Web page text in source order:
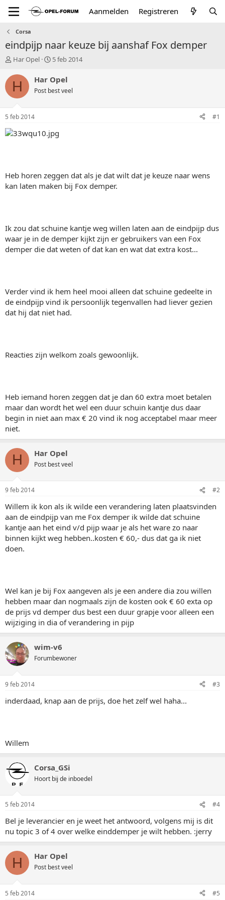
Aanmelden Registreren
Corsa
eindpijp naar keuze bij aanshaf Fox demper
T
p
a
r
Har Opel
S
a
t
u
m
5 feb 2014
H Har Opel
Post best veel
5 feb 2014 #1
Heb horen zeggen dat als je dat wilt dat je keuze naar wens
kan laten maken bij Fox demper.
Ik zou dat schuine kantje weg willen laten aan de eindpijp dus
waar je in de demper kijkt zijn er gebruikers van een Fox
demper die dat weten of dat kan en wat dat extra kost...
Verder vind ik hem heel mooi alleen dat schuine gedeelte in
de eindpijp vind ik persoonlijk tegenvallen had liever gezien
dat hij dat niet had.
Reacties zijn welkom zoals gewoonlijk.
Heb iemand horen zeggen dat je dan 60 extra moet betalen
maar dan wordt het wel een duur schuin kantje dus daar
begin in niet aan max € 20 vind ik nog acceptabel maar meer
niet.
H Har Opel
Post best veel
9 feb 2014 #2
Willem ik kon als ik wilde een verandering laten plaatsvinden
aan de eindpijp van me Fox demper ik wilde dat schuine
kantje aan het eind v/d pijp waar je als het ware zo naar
binnen kijkt weg hebben..kosten € 60,- dus dat ga ik niet
doen.
Wel kan je bij Fox aangeven als je een andere dia zou willen
hebben maar dan nogmaals zijn de kosten ook € 60 exta op
de prijs vd demper dus best een duur grapje voor alleen een
wijziging in dia of verandering in pijp
wim-v6
Forumbewoner
9 feb 2014 #3
inderdaad, knap aan de prijs, doe het zelf wel haha...
Willem
Corsa_GSi
Hoort bij de inboedel
5 feb 2014 #4
Bel je leverancier en je weet het antwoord, volgens mij is dit
nu topic 3 of 4 over welke einddemper je wilt hebben. :jerry
H Har Opel
Post best veel
5 feb 2014 #5